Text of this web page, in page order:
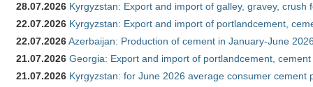
28.07.2026 Kyrgyzstan: Export and import of galley, gravey,
22.07.2026 Kyrgyzstan: Export and import of portlandcement,
22.07.2026Azerbaijan: Production of cement in January-June
21.07.2026 Georgia: Export and import of portlandcement,
21.07.2026 Kyrgyzstan: for June 2026 average consumer cement